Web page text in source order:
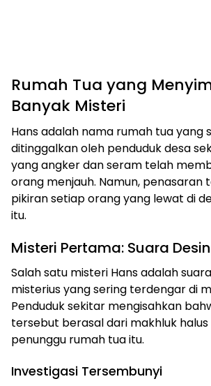
Rumah Tua yang
Banyak Misteri
Hans adalah nama rumah tua yang
ditinggalkan oleh penduduk desa
yang angker dan seram telah
orang menjauh. Namun,
pikiran setiap orang yang lewat di
itu.
Misteri Pertama: Suara
Salah satu misteri Hans adalah
misterius yang sering terdengar di
Penduduk sekitar mengisahkan
tersebut berasal dari makhluk
penunggu rumah tua itu.
Investigasi Tersembunyi